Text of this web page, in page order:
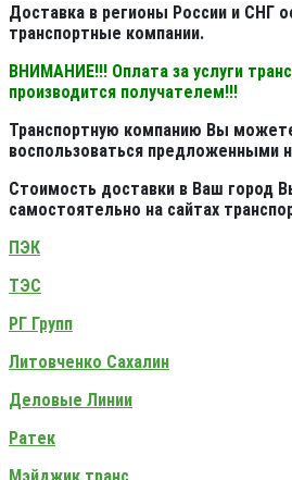
Доставка в регионы России и СНГ
транспортные компании.
ВНИМАНИЕ!!! Оплата за услуги
производится получателем!!!
Транспортную компанию Вы
воспользоваться предложенными
Стоимость доставки в Ваш город
самостоятельно на сайтах
ПЭК
ТЭС
РГ Групп
Литовченко Сахалин
Деловые Линии
Ратек